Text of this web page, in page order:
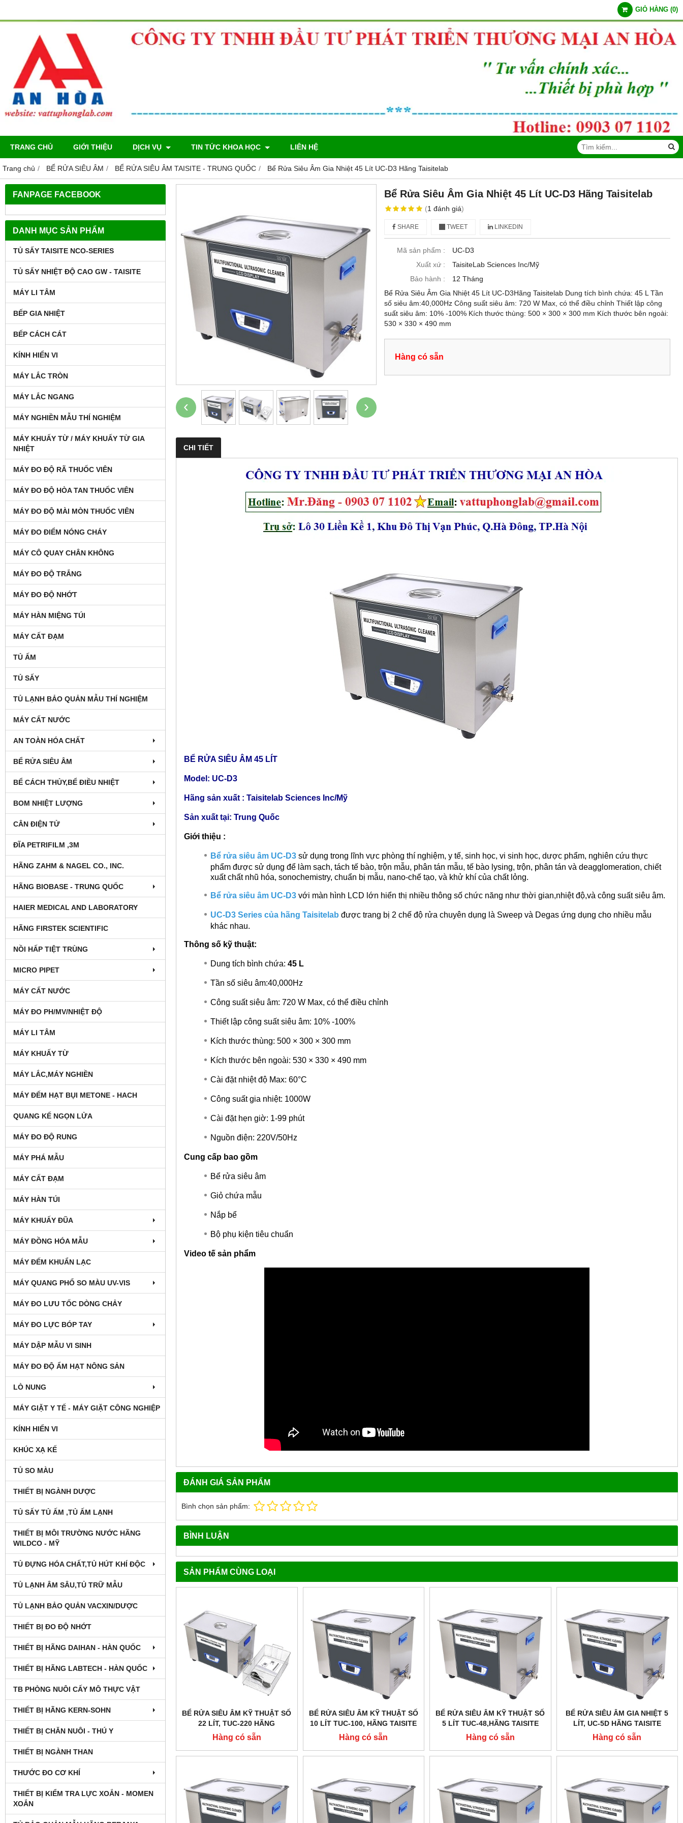
GIỎ HÀNG (0)
TRANG CHỦ GIỚI THIỆU DỊCH VỤ TIN TỨC KHOA HỌC LIÊN HỆ
Trang chủ BỂ RỬA SIÊU ÂM BỂ RỬA SIÊU ÂM TAISITE - TRUNG QUỐC Bể Rửa Siêu Âm Gia Nhiệt 45 Lít UC-D3 Hãng Taisitelab
FANPAGE FACEBOOK
DANH MỤC SẢN PHẨM
TỦ SẤY TAISITE NCO-SERIES
TỦ SẤY NHIỆT ĐỘ CAO GW - TAISITE
MÁY LI TÂM
BẾP GIA NHIỆT
BẾP CÁCH CÁT
KÍNH HIỂN VI
MÁY LẮC TRÒN
MÁY LẮC NGANG
MÁY NGHIỀN MẪU THÍ NGHIỆM
MÁY KHUẤY TỪ / MÁY KHUẤY TỪ GIA
NHIỆT
MÁY ĐO ĐỘ RÃ THUỐC VIÊN
MÁY ĐO ĐỘ HÒA TAN THUỐC VIÊN
MÁY ĐO ĐỘ MÀI MÒN THUỐC VIÊN
MÁY ĐO ĐIỂM NÓNG CHÁY
MÁY CÔ QUAY CHÂN KHÔNG
MÁY ĐO ĐỘ TRẮNG
MÁY ĐO ĐỘ NHỚT
MÁY HÀN MIỆNG TÚI
MÁY CẤT ĐẠM
TỦ ẤM
TỦ SẤY
TỦ LẠNH BẢO QUẢN MẪU THÍ NGHIỆM
MÁY CẤT NƯỚC
AN TOÀN HÓA CHẤT
BỂ RỬA SIÊU ÂM
BỂ CÁCH THỦY,BỂ ĐIỀU NHIỆT
BOM NHIỆT LƯỢNG
CÂN ĐIỆN TỬ
ĐĨA PETRIFILM ,3M
HÃNG ZAHM & NAGEL CO., INC.
HÃNG BIOBASE - TRUNG QUỐC
HAIER MEDICAL AND LABORATORY
HÃNG FIRSTEK SCIENTIFIC
NỒI HẤP TIỆT TRÙNG
MICRO PIPET
MÁY CẤT NƯỚC
MÁY ĐO PH/MV/NHIỆT ĐỘ
MÁY LI TÂM
MÁY KHUẤY TỪ
MÁY LẮC,MÁY NGHIỀN
MÁY ĐẾM HẠT BỤI METONE - HACH
QUANG KẾ NGỌN LỬA
MÁY ĐO ĐỘ RUNG
MÁY PHÁ MẪU
MÁY CẤT ĐẠM
MÁY HÀN TÚI
MÁY KHUẤY ĐŨA
MÁY ĐỒNG HÓA MẪU
MÁY ĐẾM KHUẨN LẠC
MÁY QUANG PHỔ SO MÀU UV-VIS
MÁY ĐO LƯU TỐC DÒNG CHẢY
MÁY ĐO LỰC BÓP TAY
MÁY DẬP MẪU VI SINH
MÁY ĐO ĐỘ ẨM HẠT NÔNG SẢN
LÒ NUNG
MÁY GIẶT Y TẾ - MÁY GIẶT CÔNG NGHIỆP
KÍNH HIỂN VI
KHÚC XẠ KẾ
TỦ SO MÀU
THIẾT BỊ NGÀNH DƯỢC
TỦ SẤY TỦ ẤM ,TỦ ẤM LẠNH
THIẾT BỊ MÔI TRƯỜNG NƯỚC HÃNG
WILDCO - MỸ
TỦ ĐỰNG HÓA CHẤT,TỦ HÚT KHÍ ĐỘC
TỦ LẠNH ÂM SÂU,TỦ TRỮ MẪU
TỦ LẠNH BẢO QUẢN VACXIN/DƯỢC
THIẾT BỊ ĐO ĐỘ NHỚT
THIẾT BỊ HÃNG DAIHAN - HÀN QUỐC
THIẾT BỊ HÃNG LABTECH - HÀN QUỐC
TB PHÒNG NUÔI CẤY MÔ THỰC VẬT
THIẾT BỊ HÃNG KERN-SOHN
THIẾT BỊ CHĂN NUÔI - THÚ Y
THIẾT BỊ NGÀNH THAN
THƯỚC ĐO CƠ KHÍ
THIẾT BỊ KIỂM TRA LỰC XOẮN - MOMEN
XOẮN
‹ ›
Bể Rửa Siêu Âm Gia Nhiệt 45 Lít UC-D3 Hãng Taisitelab
(1đánh giá)
SHARE TWEET LINKEDIN
Mã sản phẩm :
UC-D3
Xuất xứ :
TaisiteLab Sciences Inc/Mỹ
Bảo hành :
12 Tháng
Bể Rửa Siêu Âm Gia Nhiệt 45 Lít UC-D3Hãng Taisitelab Dung tích bình chứa: 45 L Tần
số siêu âm:40,000Hz Công suất siêu âm: 720 W Max, có thể điều chỉnh Thiết lập công
suất siêu âm: 10% -100% Kích thước thùng: 500 × 300 × 300 mm Kích thước bên ngoài:
530 × 330 × 490 mm
Hàng có sẵn
CHI TIẾT
BỂ RỬA SIÊU ÂM 45 LÍT
Model: UC-D3
Hãng sản xuất : Taisitelab Sciences Inc/Mỹ
Sản xuất tại: Trung Quốc
Giới thiệu :
Bể rửa siêu âm UC-D3 sử dụng trong lĩnh vực phòng thí nghiệm, y tế, sinh học, vi sinh học, dược phẩm, nghiên cứu thực
phẩm được sử dụng để làm sạch, tách tế bào, trộn mẫu, phân tán mẫu, tế bào lysing, trộn, phân tán và deagglomeration, chiết
xuất chất nhũ hóa, sonochemistry, chuẩn bị mẫu, nano-chế tạo, và khử khí của chất lỏng.
Bể rửa siêu âm UC-D3 với màn hình LCD lớn hiển thị nhiều thông số chức năng như thời gian,nhiệt độ,và công suất siêu âm.
UC-D3 Series của hãng Taisitelab được trang bị 2 chế độ rửa chuyên dụng là Sweep và Degas ứng dụng cho nhiều mẫu
khác nhau.
Thông số kỹ thuật:
Dung tích bình chứa: 45 L
Tần số siêu âm:40,000Hz
Công suất siêu âm: 720 W Max, có thể điều chỉnh
Thiết lập công suất siêu âm: 10% -100%
Kích thước thùng: 500 × 300 × 300 mm
Kích thước bên ngoài: 530 × 330 × 490 mm
Cài đặt nhiệt độ Max: 60°C
Công suất gia nhiệt: 1000W
Cài đặt hẹn giờ: 1-99 phút
Nguồn điện: 220V/50Hz
Cung cấp bao gồm
Bể rửa siêu âm
Giỏ chứa mẫu
Nắp bể
Bộ phụ kiện tiêu chuẩn
​Video tế sản phẩm
ĐÁNH GIÁ SẢN PHẨM
Bình chọn sản phẩm:
BÌNH LUẬN
SẢN PHẨM CÙNG LOẠI
BỂ RỬA SIÊU ÂM KỸ THUẬT SỐ
22 LÍT, TUC-220 HÃNG
TAISITELAB / MỸ
Hàng có sẵn
BỂ RỬA SIÊU ÂM KỸ THUẬT SỐ
10 LÍT TUC-100, HÃNG TAISITE
Hàng có sẵn
BỂ RỬA SIÊU ÂM KỸ THUẬT SỐ
5 LÍT TUC-48,HÃNG TAISITE
Hàng có sẵn
BỂ RỬA SIÊU ÂM GIA NHIỆT 5
LÍT, UC-5D HÃNG TAISITE
Hàng có sẵn